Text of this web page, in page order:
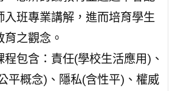
入班專業講解，進而培育學生
育之觀念。
程包含：責任(學校生活應用)、
平概念)、隱私(含性平)、權威